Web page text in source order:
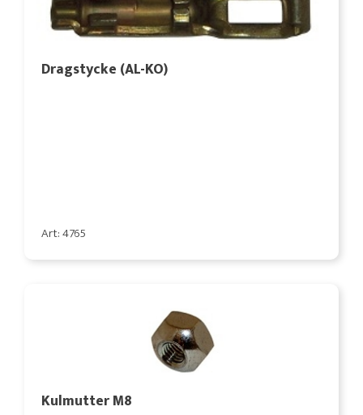
Dragstycke (AL-KO)
Art: 4765
Kulmutter M8